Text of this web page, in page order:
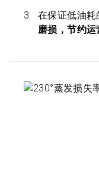
在保证低油
磨损，节约运